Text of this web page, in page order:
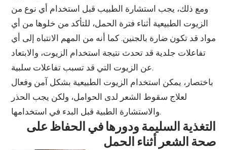
ومع ذلك، يجب استشارة الطبيب قبل استخدام أي نوع من
الزيوت الطبيعية أثناء فترة الحمل، للتأكد من خلوها من أي
مواد قد تكون ضارة بالجنين. كما أنه من المهم الانتباه إلى أي
تفاعلات جلدية قد تحدث نتيجة استخدام الزيوت، والابتعاد
عن الزيوت التي قد تسبب تفاعلات سلبية.
باختصار، يمكن استخدام الزيوت الطبيعية بشكل آمن وفعال
لعلاج سقوط الشعر لدى الحوامل، ولكن يجب الحذر
والاستشارة الطبية قبل البدء في استخدامها.
التغذية السليمة ودورها في الحفاظ على
صحة الشعر أثناء الحمل